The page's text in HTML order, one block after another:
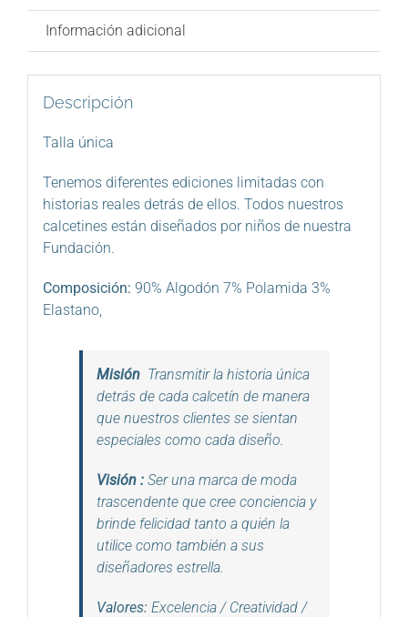
Información adicional
Descripción
Talla única
Tenemos diferentes ediciones limitadas con
historias reales detrás de ellos. Todos nuestros
calcetines están diseñados por niños de nuestra
Fundación.
Composición: 90% Algodón 7% Polamida 3%
Elastano,
Misión Transmitir la historia única
detrás de cada calcetín de manera
que nuestros clientes se sientan
especiales como cada diseño.
Visión: Ser una marca de moda
trascendente que cree conciencia y
brinde felicidad tanto a quién la
utilice como también a sus
diseñadores estrella.
Valores:Excelencia / Creatividad/